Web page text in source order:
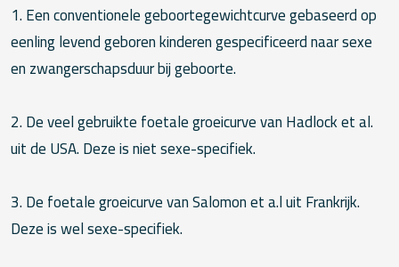
1. Een conventionele geboortegewichtcurve gebaseerd op
eenling levend geboren kinderen gespecificeerd naar sexe
en zwangerschapsduur bij geboorte.
2. De veel gebruikte foetale groeicurve van Hadlock et al.
uit de USA. Deze is niet sexe-specifiek.
3. De foetale groeicurve van Salomon et a.l uit Frankrijk.
Deze is wel sexe-specifiek.